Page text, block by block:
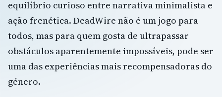
equilíbrio curioso entre narrativa minimalista e
ação frenética. DeadWire não é um jogo para
todos, mas para quem gosta de ultrapassar
obstáculos aparentemente impossíveis, pode ser
uma das experiências mais recompensadoras do
género.